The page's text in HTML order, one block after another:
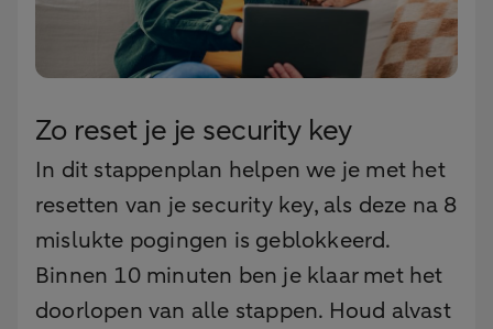
Zo reset je je security key
In dit stappenplan helpen we je met het
resetten van je security key, als deze na 8
mislukte pogingen is geblokkeerd.
Binnen 10 minuten ben je klaar met het
doorlopen van alle stappen. Houd alvast